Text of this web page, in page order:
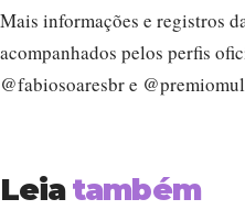
Mais informações e registros
acompanhados pelos perfis
@fabiosoaresbr e
Leiatambém